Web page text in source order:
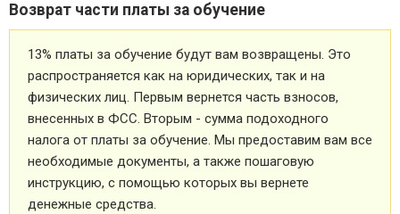
Возврат части платы за обучение
13% платы за обучение будут вам возвращены. Это
распространяется как на юридических, так и на
физических лиц. Первым вернется часть взносов,
внесенных в ФСС. Вторым - сумма подоходного
налога от платы за обучение. Мы предоставим вам все
необходимые документы, а также пошаговую
инструкцию, с помощью которых вы вернете
денежные средства.